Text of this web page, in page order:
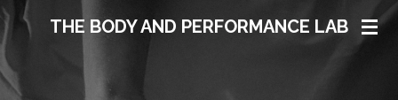
Ga
naar
de
THE BODY AND PERFORMANCE LAB